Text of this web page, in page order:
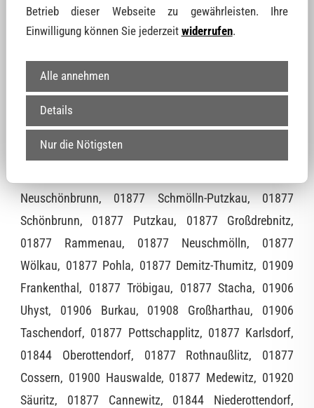
– rund um Bischofswerda beispielsweise in folgende
Ortschaften:
01877 Hunger, 01877 Belmsdorf, 01877
Geißmannsdorf, 01877 Weickersdorf, 01877 Kynitzsch,
Neuschönbrunn, 01877 Schmölln-Putzkau, 01877
Schönbrunn, 01877 Putzkau, 01877 Großdrebnitz,
01877 Rammenau, 01877 Neuschmölln, 01877
Wölkau, 01877 Pohla, 01877 Demitz-Thumitz, 01909
Frankenthal, 01877 Tröbigau, 01877 Stacha, 01906
Uhyst, 01906 Burkau, 01908 Großharthau, 01906
Taschendorf, 01877 Pottschapplitz, 01877 Karlsdorf,
01844 Oberottendorf, 01877 Rothnaußlitz, 01877
Cossern, 01900 Hauswalde, 01877 Medewitz, 01920
Säuritz, 01877 Cannewitz, 01844 Niederottendorf,
Betrieb dieser Webseite zu gewährleisten. Ihre
Einwilligung können Sie jederzeit widerrufen.
Alle annehmen
Details
Nur die Nötigsten